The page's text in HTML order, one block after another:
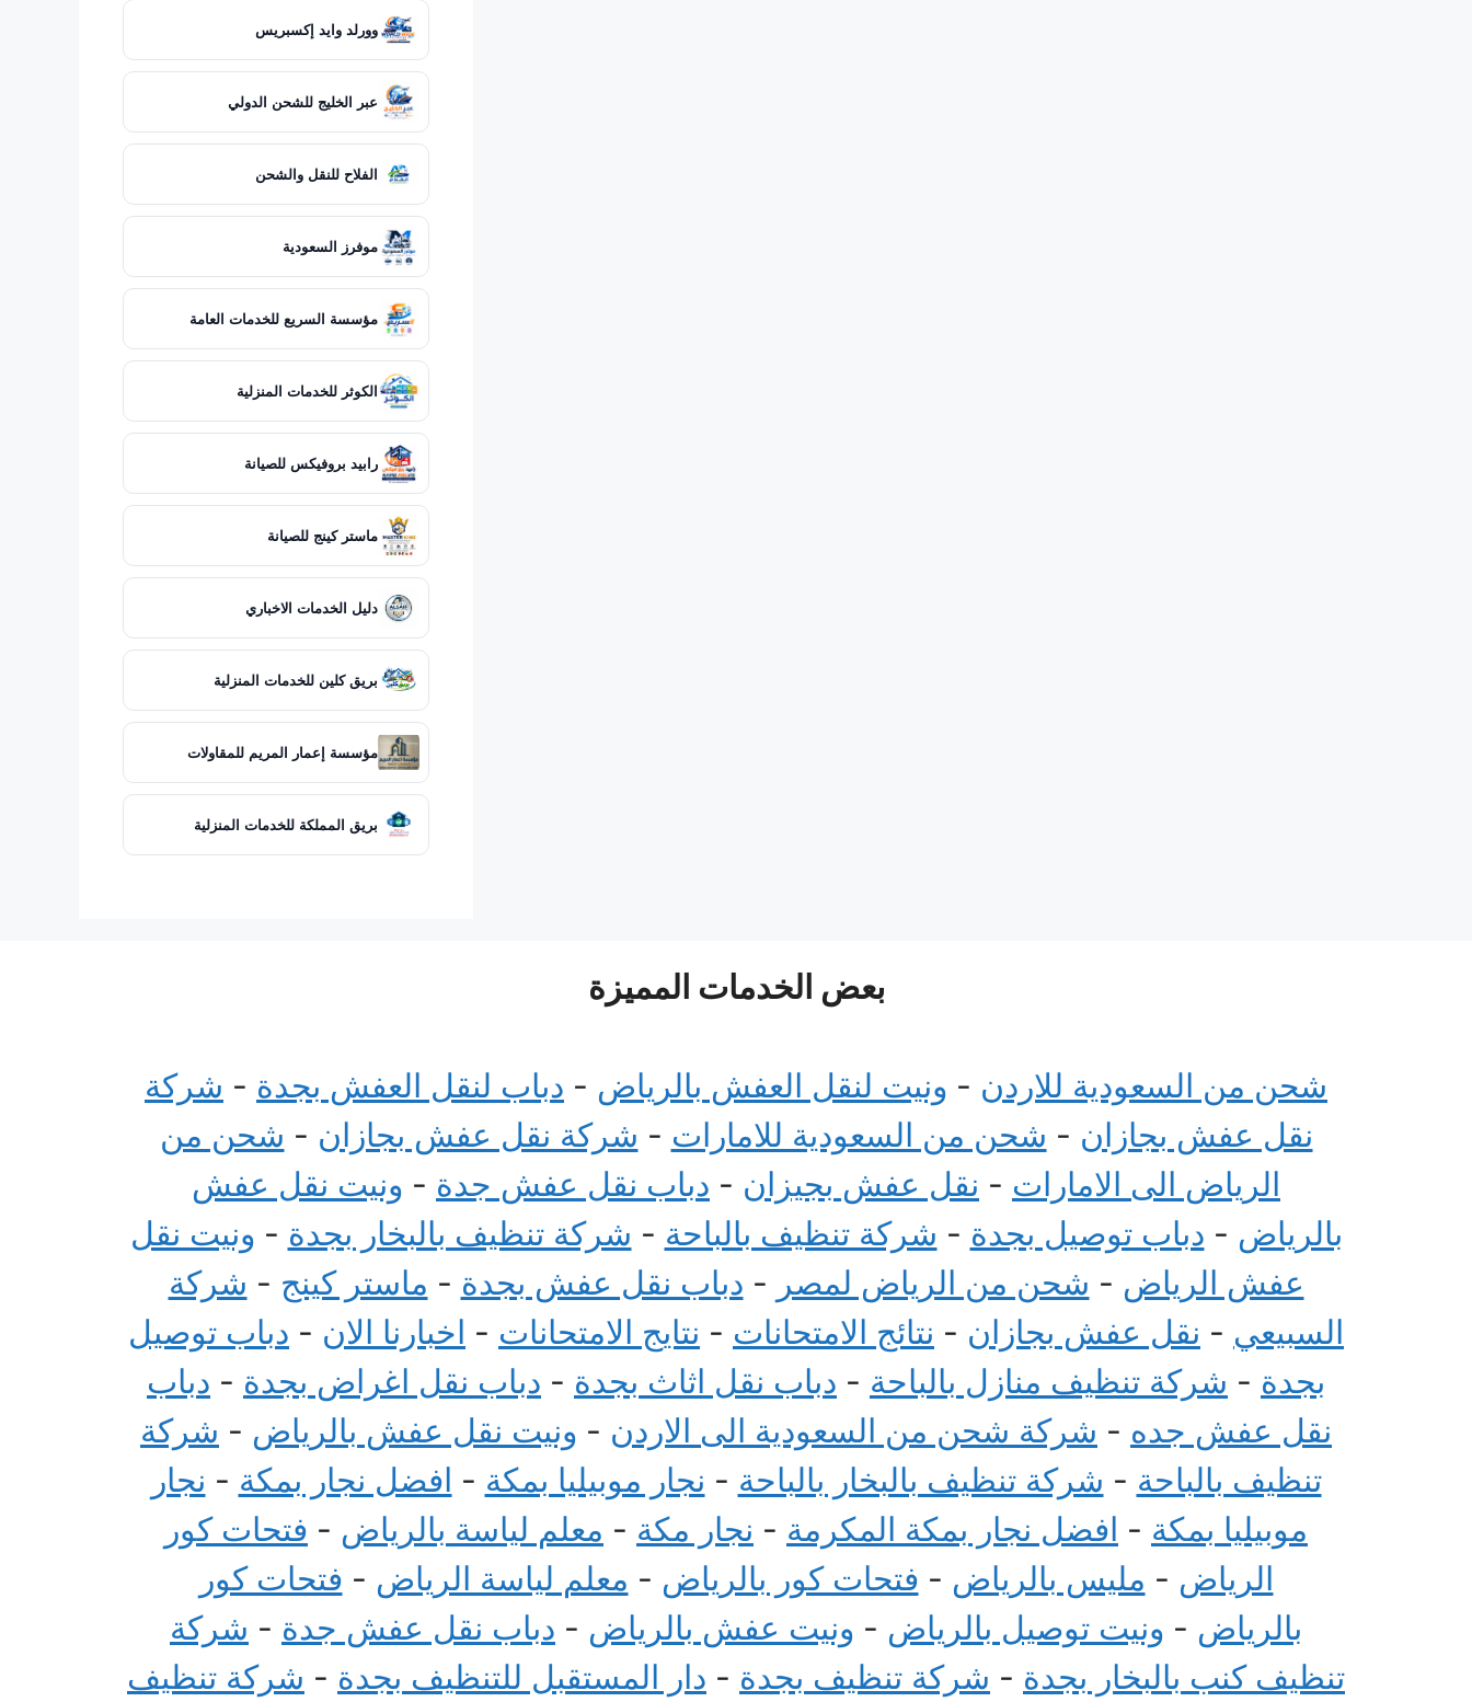
وورلد وايد إكسبريس
عبر الخليج للشحن الدولي
الفلاح للنقل والشحن
موفرز السعودية
مؤسسة السريع للخدمات العامة
الكوثر للخدمات المنزلية
رابيد بروفيكس للصيانة
ماستر كينج للصيانة
دليل الخدمات الاخباري
بريق كلين للخدمات المنزلية
مؤسسة إعمار المريم للمقاولات
بريق المملكة للخدمات المنزلية
بعض الخدمات المميزة
شحن من السعودية للاردن - ونيت لنقل العفش بالرياض - دباب لنقل العفش بجدة - شركة
نقل عفش بجازان - شحن من السعودية للامارات - شركة نقل عفش بجازان - شحن من
الرياض الى الامارات - نقل عفش بجيزان - دباب نقل عفش جدة - ونيت نقل عفش
بالرياض - دباب توصيل بجدة - شركة تنظيف بالباحة - شركة تنظيف بالبخار بجدة - ونيت نقل
عفش الرياض - شحن من الرياض لمصر - دباب نقل عفش بجدة - ماستر كينج - شركة
السبيعي - نقل عفش بجازان - نتائج الامتحانات - نتايج الامتحانات - اخبارنا الان - دباب توصيل
بجدة - شركة تنظيف منازل بالباحة - دباب نقل اثاث بجدة - دباب نقل اغراض بجدة - دباب
نقل عفش جده - شركة شحن من السعودية الى الاردن - ونيت نقل عفش بالرياض - شركة
تنظيف بالباحة - شركة تنظيف بالبخار بالباحة - نجار موبيليا بمكة - افضل نجار بمكة - نجار
موبيليا بمكة - افضل نجار بمكة المكرمة - نجار مكة - معلم لياسة بالرياض - فتحات كور
الرياض - مليس بالرياض - فتحات كور بالرياض - معلم لياسة الرياض - فتحات كور
بالرياض - ونيت توصيل بالرياض - ونيت عفش بالرياض - دباب نقل عفش جدة - شركة
تنظيف كنب بالبخار بجدة - شركة تنظيف بجدة - دار المستقبل للتنظيف بجدة - شركة تنظيف